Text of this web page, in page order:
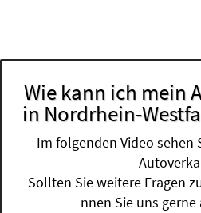
Wie kann ich mein
in Nordrhein-
Im folgenden Video sehen
Sollten Sie weitere Fragen
nnen Sie uns